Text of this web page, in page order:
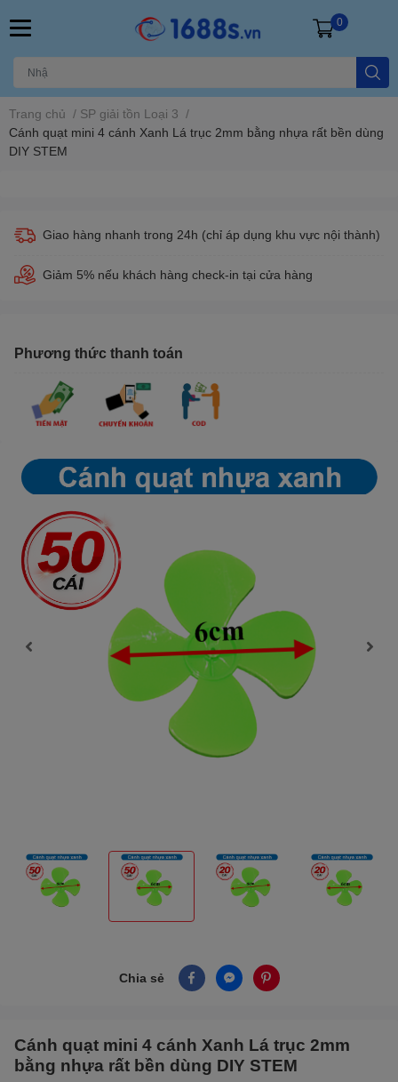
0
Trang chủ / SP giải tồn Loại 3 /
Cánh quạt mini 4 cánh Xanh Lá trục 2mm bằng nhựa rất bền dùng
DIY STEM
Giao hàng nhanh trong 24h (chỉ áp dụng khu vực nội thành)
Giảm 5% nếu khách hàng check-in tại cửa hàng
Phương thức thanh toán
Chia sẻ
Cánh quạt mini 4 cánh Xanh Lá trục 2mm
bằng nhựa rất bền dùng DIY STEM